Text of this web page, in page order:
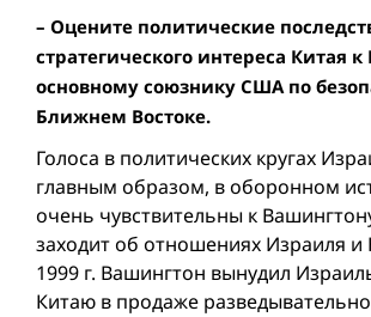
– Оцените политические
стратегического интереса Китая
основному союзнику США по
Ближнем Востоке.
Голоса в политических кругах
главным образом, в оборонном
очень чувствительны к
заходит об отношениях Израиля и
1999 г. Вашингтон вынудил
Китаю в продажe